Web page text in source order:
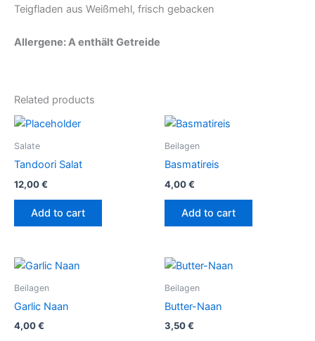
Teigfladen aus Weißmehl, frisch gebacken
Allergene:A enthält Getreide
Related products
Salate
Tandoori Salat
12,00€
Add to cart
Beilagen
Basmatireis
4,00€
Add to cart
Beilagen
Garlic Naan
4,00€
Beilagen
Butter-Naan
3,50€